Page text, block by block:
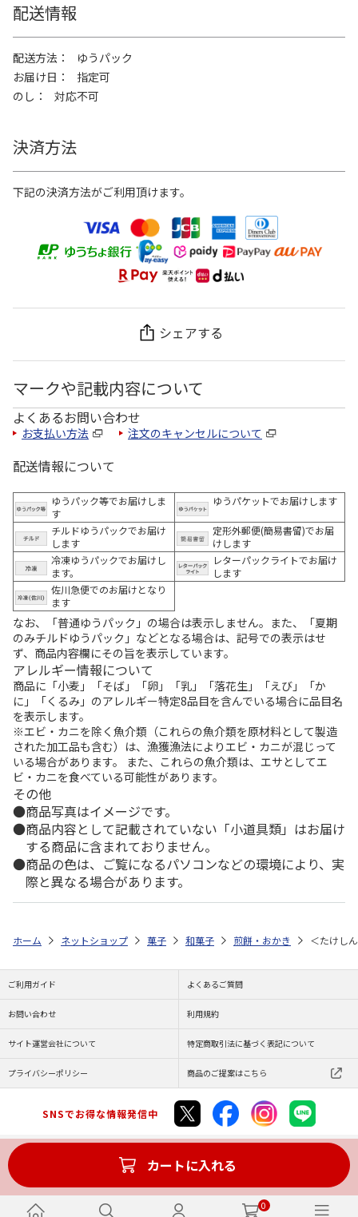
0
配送情報
配送方法
ゆうパック
お届け日
指定可
のし
対応不可
決済方法
下記の決済方法がご利用頂けます。
シェアする
マークや記載内容について
よくあるお問い合わせ
お支払い方法 注文のキャンセルについて
配送情報について
ゆうパック等でお届けしま
す
ゆうパケットでお届けします
チルドゆうパックでお届け
します
定形外郵便(簡易書留)でお届
けします
冷凍ゆうパックでお届けし
ます。
レターパックライトでお届け
します
佐川急便でのお届けとなり
ます
なお、「普通ゆうパック」の場合は表示しません。また、「夏期
のみチルドゆうパック」などとなる場合は、記号での表示はせ
ず、商品内容欄にその旨を表示しています。
アレルギー情報について
商品に「小麦」「そば」「卵」「乳」「落花生」「えび」「か
に」「くるみ」のアレルギー特定8品目を含んでいる場合に品目名
を表示します。
※エビ・カニを除く魚介類（これらの魚介類を原材料として製造
された加工品も含む）は、漁獲漁法によりエビ・カニが混じって
いる場合があります。 また、これらの魚介類は、エサとしてエ
ビ・カニを食べている可能性があります。
その他
商品写真はイメージです。
商品内容として記載されていない「小道具類」はお届け
する商品に含まれておりません。
商品の色は、ご覧になるパソコンなどの環境により、実
際と異なる場合があります。
カートに入れる
ホーム ネットショップ 菓子 和菓子 煎餅・おかき ＜たけし
ご利用ガイド よくあるご質問
お問い合わせ 利用規約
サイト運営会社について 特定商取引法に基づく表記について
プライバシーポリシー 商品のご提案はこちら
SNSでお得な情報発信中
Copyright (C) JAPAN POST Co.,Ltd. All Rights Reserved.